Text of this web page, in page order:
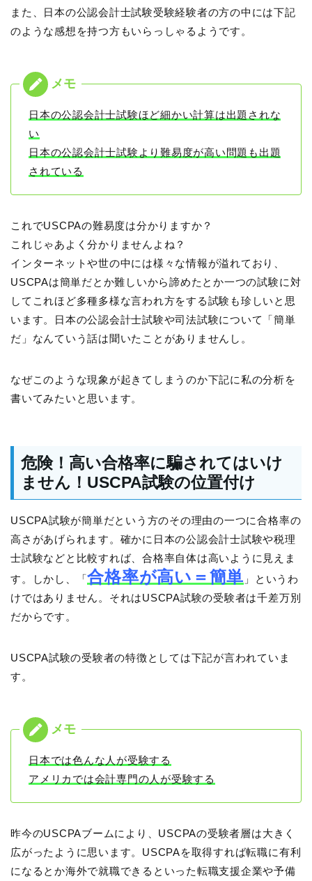
また、日本の公認会計士試験受験経験者の方の中には下記
のような感想を持つ方もいらっしゃるようです。
日本の公認会計士試験ほど細かい計算は出題されな
い
日本の公認会計士試験より難易度が高い問題も出題
されている
これでUSCPAの難易度は分かりますか？
これじゃあよく分かりませんよね？
インターネットや世の中には様々な情報が溢れており、
USCPAは簡単だとか難しいから諦めたとか一つの試験に対
してこれほど多種多様な言われ方をする試験も珍しいと思
います。日本の公認会計士試験や司法試験について「簡単
だ」なんていう話は聞いたことがありませんし。
なぜこのような現象が起きてしまうのか下記に私の分析を
書いてみたいと思います。
危険！高い合格率に騙されてはいけ
ません！USCPA試験の位置付け
USCPA試験が簡単だという方のその理由の一つに合格率の
高さがあげられます。確かに日本の公認会計士試験や税理
士試験などと比較すれば、合格率自体は高いように見えま
す。しかし、「合格率が高い＝簡単 」というわ
けではありません。それはUSCPA試験の受験者は千差万別
だからです。
USCPA試験の受験者の特徴としては下記が言われていま
す。
日本では色んな人が受験する
アメリカでは会計専門の人が受験する
昨今のUSCPAブームにより、USCPAの受験者層は大きく
広がったように思います。USCPAを取得すれば転職に有利
になるとか海外で就職できるといった転職支援企業や予備